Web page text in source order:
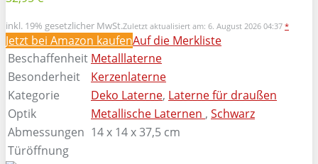
inkl. 19% gesetzlicher MwSt.Zuletzt aktualisiert am: 6. August 2026 04:37 *
Jetzt bei Amazon kaufenAuf die Merkliste
Beschaffenheit Metalllaterne
Besonderheit
Kerzenlaterne
Kategorie
Deko Laterne, Laterne für draußen
Optik
Metallische Laternen , Schwarz
Abmessungen 14 x 14 x 37,5 cm
Türöffnung